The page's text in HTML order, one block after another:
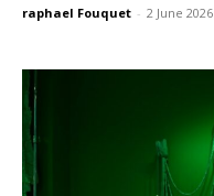
raphael Fouquet - 2 June 2026